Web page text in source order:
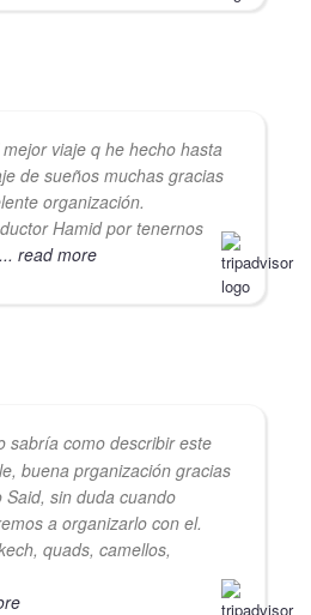
mejor viaje q he hecho hasta
de sueños muchas gracias
organización.
Hamid por tenernos
... read more
sabría como describir este
buena prganización gracias
Said, sin duda cuando
a organizarlo con el.
quads, camellos,